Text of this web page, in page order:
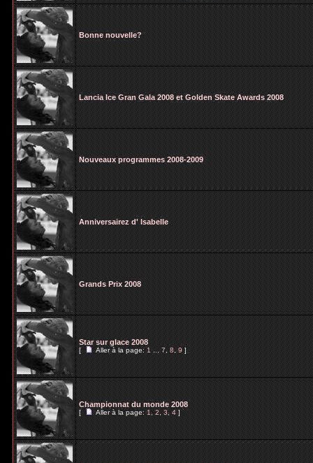
Bonne nouvelle?
Lancia Ice Gran Gala 2008 et Golden Skate Awards 2008
Nouveaux programmes 2008-2009
Anniversairez d' Isabelle
Grands Prix 2008
Star sur glace 2008
[ Aller à la page:1...7,8,9]
Championnat du monde 2008
[ Aller à la page:1,2,3,4]